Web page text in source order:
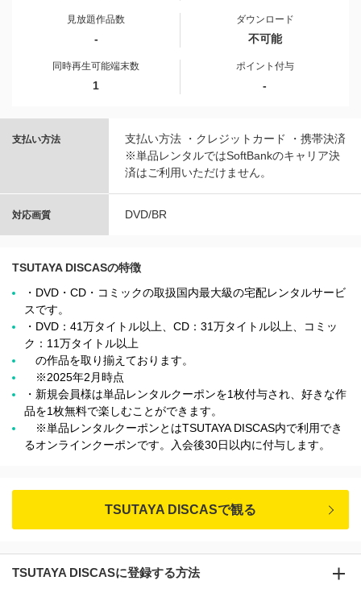
見放題作品数
-
ダウンロード
不可能
同時再生可能端末数
1
ポイント付与
-
支払い方法
支払い方法 ・クレジットカード ・携帯決済
※単品レンタルではSoftBankのキャリア決
済はご利用いただけません。
対応画質 DVD/BR
TSUTAYA DISCASの特徴
・DVD・CD・コミックの取扱国内最大級の宅配レンタルサービ
スです。
・DVD：41万タイトル以上、CD：31万タイトル以上、コミッ
ク：11万タイトル以上
の作品を取り揃えております。
※2025年2月時点
・新規会員様は単品レンタルクーポンを1枚付与され、好きな作
品を1枚無料で楽しむことができます。
※単品レンタルクーポンとはTSUTAYA DISCAS内で利用でき
るオンラインクーポンです。入会後30日以内に付与します。
TSUTAYA DISCASで観る
TSUTAYA DISCASに登録する方法